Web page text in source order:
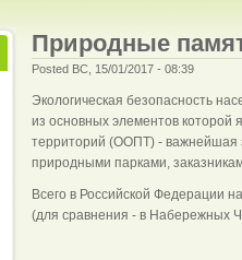
Природные
Posted ВС, 15/01/2017 - 08:39
Экологическая безопасность
из основных элементов
территорий (ООПТ) - важнейшая
природными парками,
Всего в Российской Федерации
(для сравнения - в Набережных